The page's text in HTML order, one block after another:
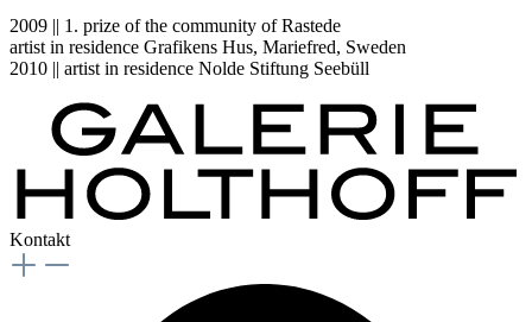
2009 || 1. prize of the community of Rastede
artist in residence Grafikens Hus, Mariefred, Sweden
2010 || artist in residence Nolde Stiftung Seebüll
Kontakt